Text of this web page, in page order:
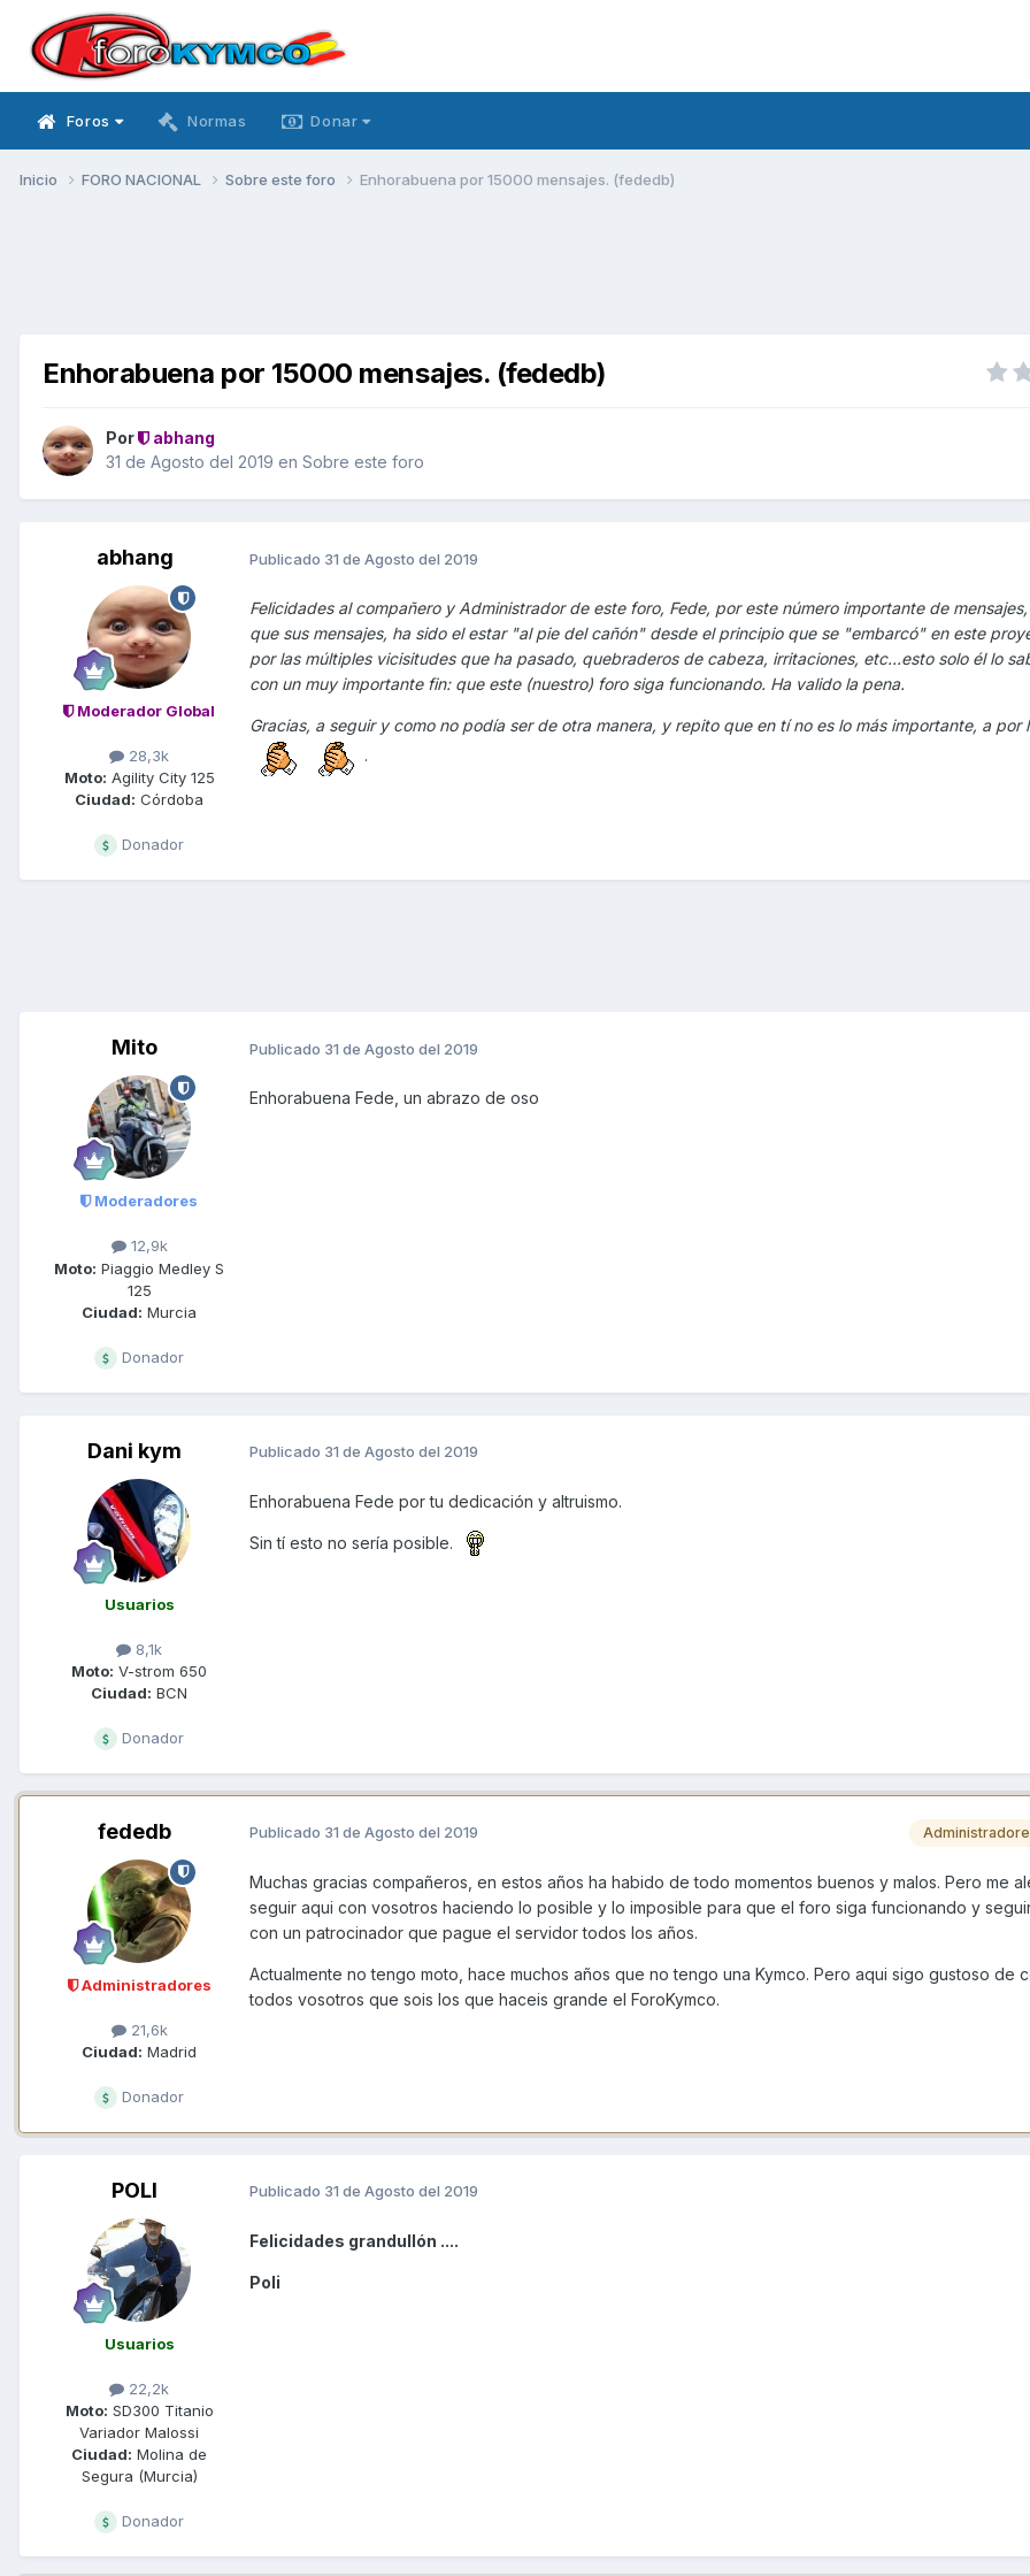
Foros Normas Donar
Inicio FORO NACIONAL Sobre este foro Enhorabuena por 15000 mensajes. (fededb)
Enhorabuena por 15000 mensajes. (fededb)
Por
abhang
31 de Agosto del 2019 en Sobre este foro
abhang
Moderador Global
28,3k
Moto: Agility City 125
Ciudad: Córdoba
Donador
Publicado 31 de Agosto del 2019
Felicidades al compañero y Administrador de este foro, Fede, por este número importante de
que sus mensajes, ha sido el estar "al pie del cañón" desde el principio que se "embarcó" en este
por las múltiples vicisitudes que ha pasado, quebraderos de cabeza, irritaciones, etc...esto solo él lo
con un muy importante fin: que este (nuestro) foro siga funcionando. Ha valido la pena.
Gracias, a seguir y como no podía ser de otra manera, y repito que en tí no es lo más importante, a
.
Mito
Moderadores
12,9k
Moto: Piaggio Medley S
125
Ciudad: Murcia
Donador
Publicado 31 de Agosto del 2019
Enhorabuena Fede, un abrazo de oso
Dani kym
Usuarios
8,1k
Moto: V-strom 650
Ciudad: BCN
Donador
Publicado 31 de Agosto del 2019
Enhorabuena Fede por tu dedicación y altruismo.
Sin tí esto no sería posible.
fededb
Administradores
21,6k
Ciudad: Madrid
Donador
Publicado 31 de Agosto del 2019
Muchas gracias compañeros, en estos años ha habido de todo momentos buenos y malos. Pero me
seguir aqui con vosotros haciendo lo posible y lo imposible para que el foro siga funcionando y
con un patrocinador que pague el servidor todos los años.
Actualmente no tengo moto, hace muchos años que no tengo una Kymco. Pero aqui sigo gustoso de
todos vosotros que sois los que haceis grande el ForoKymco.
POLI
Usuarios
22,2k
Moto: SD300 Titanio
Variador Malossi
Ciudad: Molina de
Segura (Murcia)
Donador
Publicado 31 de Agosto del 2019
Felicidades grandullón ....
Poli